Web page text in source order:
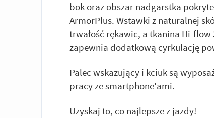
bok oraz obszar nadgarstka
ArmorPlus. Wstawki z naturalnej
trwałość rękawic, a tkanina Hi-
zapewnia dodatkową cyrkulację
Palec wskazujący i kciuk są
pracy ze smartphone'ami.
Uzyskaj to, co najlepsze z jazdy!